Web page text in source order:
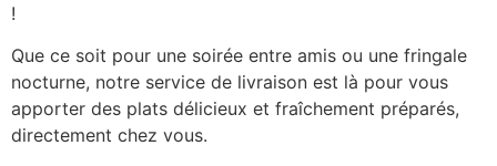
!
Que ce soit pour une soirée entre amis ou une fringale
nocturne, notre service de livraison est là pour vous
apporter des plats délicieux et fraîchement préparés,
directement chez vous.